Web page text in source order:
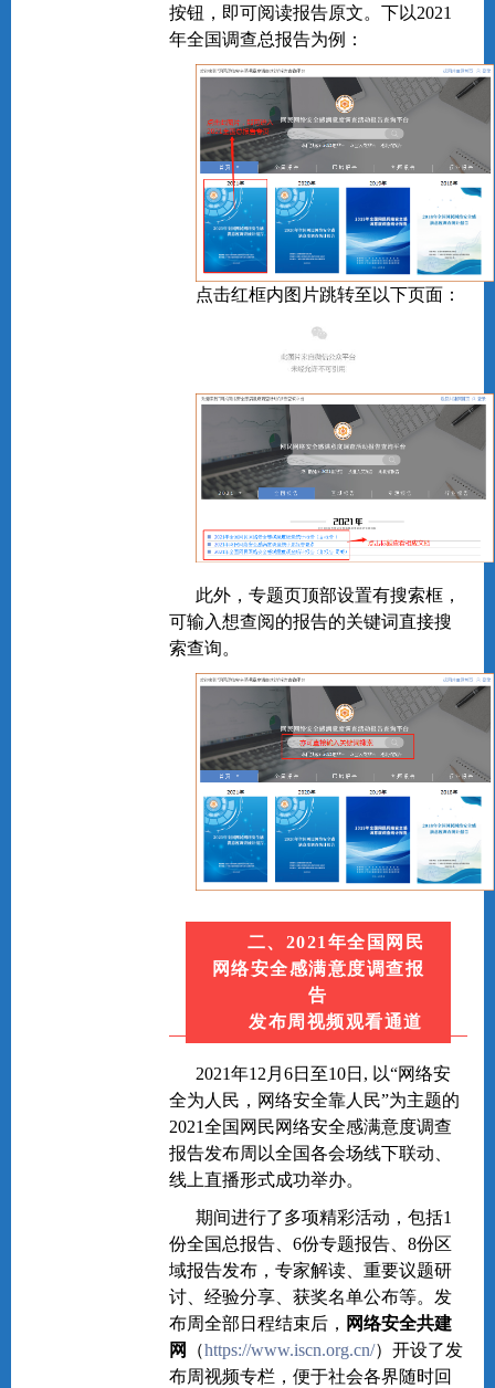
按钮，即可阅读报告原文。下以2021
年全国调查总报告为例：
点击红框内图片跳转至以下页面：
此外，专题页顶部设置有搜索框，
可输入想查阅的报告的关键词直接搜
索查询。
二、2021年全国网民
网络安全感满意度调查报
告
发布周视频观看通道
2021年12月6日至10日, 以“网络安
全为人民，网络安全靠人民”为主题的
2021全国网民网络安全感满意度调查
报告发布周以全国各会场线下联动、
线上直播形式成功举办。
期间进行了多项精彩活动，包括1
份全国总报告、6份专题报告、8份区
域报告发布，专家解读、重要议题研
讨、经验分享、获奖名单公布等。发
布周全部日程结束后， 网络安全共建
网
（https://www.iscn.org.cn/）开设了发
布周视频专栏，便于社会各界随时回